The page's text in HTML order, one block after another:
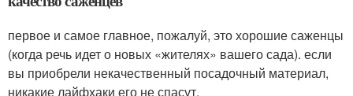
первое и самое главное, пожалуй, это хорошие саженцы
(когда речь идет о новых «жителях» вашего сада). если
вы приобрели некачественный посадочный материал,
никакие лайфхаки его не спасут.